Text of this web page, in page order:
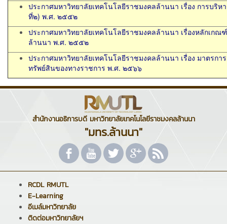
ประกาศมหาวิทยาลัยเทคโนโลยีราชมงคลล้านนา เรื่อง การบริ
ที่๒) พ.ศ. ๒๕๕๒
ประกาศมหาวิทยาลัยเทคโนโลยีราชมงคลล้านนา เรื่องหลักเ
ล้านนา พ.ศ. ๒๕๕๒
ประกาศมหาวิทยาลัยเทคโนโลยีราชมงคลล้านนา เรื่อง มาตรก
ทรัพย์สินของทางราชการ พ.ศ. ๒๕๖๖
สำนักงานอธิการบดี มหาวิทยาลัยเทคโนโลยีราชมงคลล้านนา
"มทร.ล้านนา"
RCDL RMUTL
E-Learning
อีเมล์มหาวิทยาลัย
ติดต่อมหาวิทยาลัยฯ